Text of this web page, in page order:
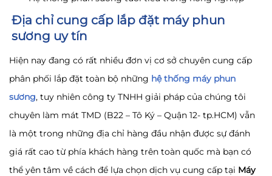
Địa chỉ cung cấp lắp đặt máy phun
sương uy tín
Hiện nay đang có rất nhiều đơn vị cơ sở chuyên cung cấp
phân phối lắp đặt toàn bộ những hệ thống máy phun
sương, tuy nhiên công ty TNHH giải pháp của chúng tôi
chuyên làm mát TMD (B22 – Tô Ký – Quận 12- tp.HCM) vẫn
là một trong những địa chỉ hàng đầu nhận được sự đánh
giá rất cao từ phía khách hàng trên toàn quốc mà bạn có
thể yên tâm về cách để lựa chọn dịch vụ cung cấp tại Máy